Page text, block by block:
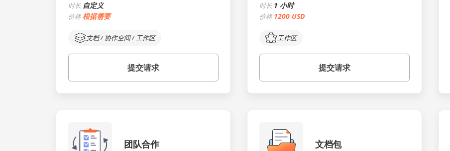
时长 自定义
价格根据需要
文档 / 协作空间 / 工作区
提交请求
时长 1 小时
价格 1200 USD
工作区
提交请求
团队合作 文档包